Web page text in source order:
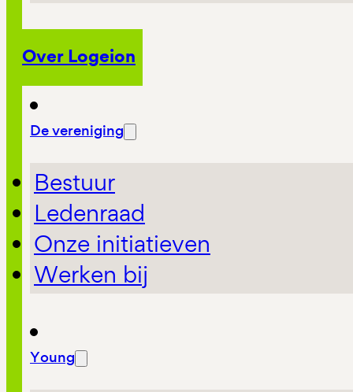
Over Logeion
De vereniging
Bestuur
Ledenraad
Onze initiatieven
Werken bij
Young